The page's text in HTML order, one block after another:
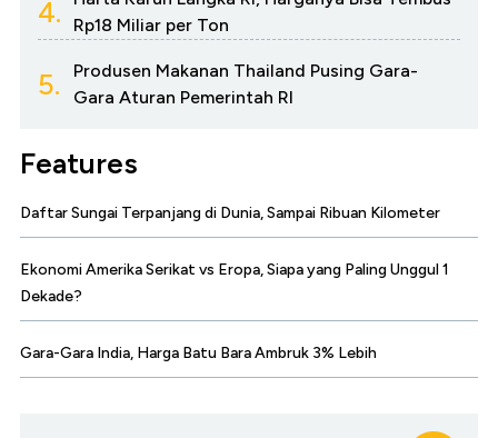
4.
Rp18 Miliar per Ton
5.
Produsen Makanan Thailand Pusing Gara-
Gara Aturan Pemerintah RI
Features
Daftar Sungai Terpanjang di Dunia, Sampai Ribuan Kilometer
Ekonomi Amerika Serikat vs Eropa, Siapa yang Paling Unggul 1
Dekade?
Gara-Gara India, Harga Batu Bara Ambruk 3% Lebih